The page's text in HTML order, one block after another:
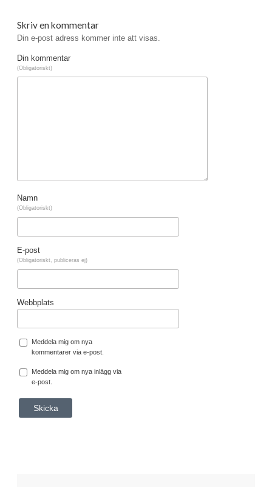
Skriv en kommentar
Din e-post adress kommer inte att visas.
Din kommentar
(Obligatoriskt)
Namn
(Obligatoriskt)
E-post
(Obligatoriskt, publiceras ej)
Webbplats
Meddela mig om nya
kommentarer via e-post.
Meddela mig om nya inlägg via
e-post.